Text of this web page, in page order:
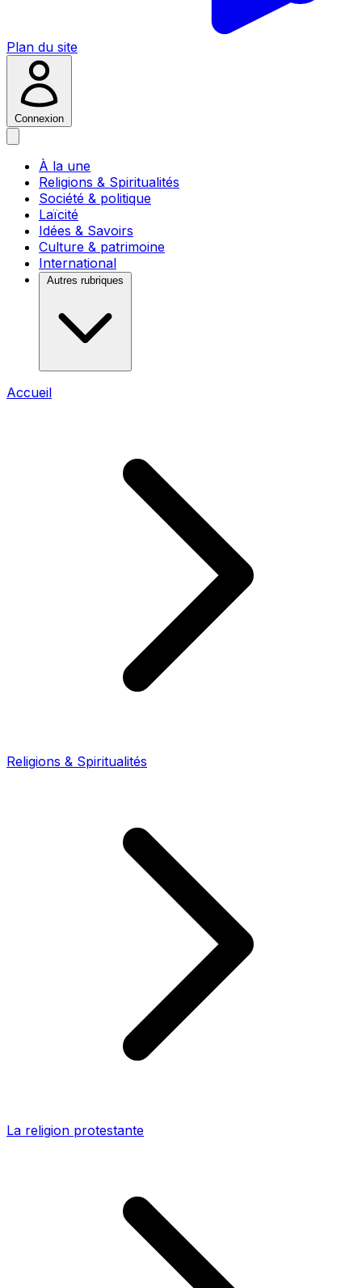
Plan du site
Connexion
À la une
Religions & Spiritualités
Société & politique
Laïcité
Idées & Savoirs
Culture & patrimoine
International
Autres rubriques
Accueil
Religions & Spiritualités
La religion protestante